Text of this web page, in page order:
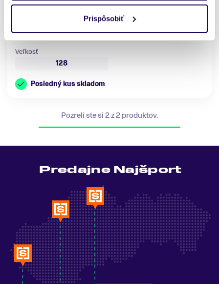
Prispôsobiť
Lyžovanie
Značka
Fischer
Veľkosť
128
Posledný kus skladom
Pozreli ste si 2 z 2 produktov.
Predajne Najšport